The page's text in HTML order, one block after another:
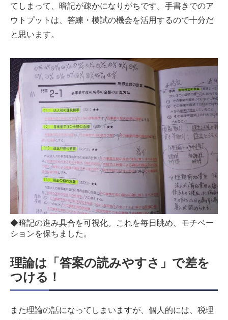
てしまって、暗記が疎かになりがちです。手書きでのア
ウトプットは、答練・模試の機会を活用するので十分だ
と思います。
◆暗記の進み具合を可視化。これを毎日眺め、モチベー
ションを保ちました。
理論は「答案の読みやすさ」で差を
つける！
また理論の話になってしまいますが、個人的には、税理